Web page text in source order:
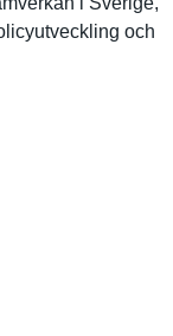
och